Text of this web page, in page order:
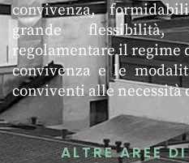
convivenza,
grande
regolamentare il regime
convivenza e le
conviventi alle necessità
ALTRE AREE